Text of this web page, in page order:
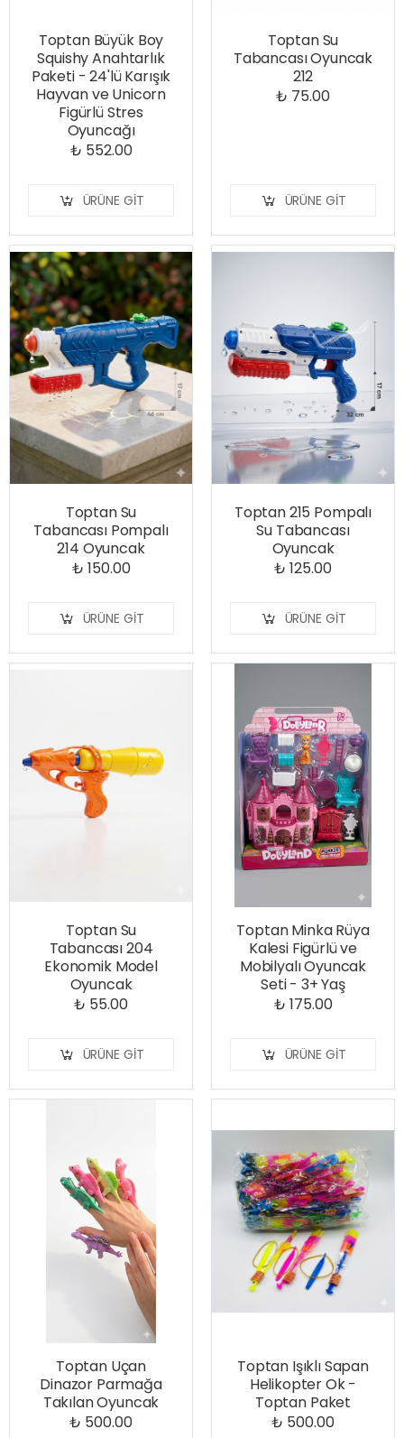
Toptan Büyük Boy
Squishy Anahtarlık
Paketi - 24'lü Karışık
Hayvan ve Unicorn
Figürlü Stres
Oyuncağı
₺ 552.00
ÜRÜNE GIT
Toptan Su
Tabancası Oyuncak
212
₺ 75.00
ÜRÜNE GIT
Toptan Su
Tabancası Pompalı
214 Oyuncak
₺ 150.00
ÜRÜNE GIT
Toptan 215 Pompalı
Su Tabancası
Oyuncak
₺ 125.00
ÜRÜNE GIT
Toptan Su
Tabancası 204
Ekonomik Model
Oyuncak
₺ 55.00
ÜRÜNE GIT
Toptan Minka Rüya
Kalesi Figürlü ve
Mobilyalı Oyuncak
Seti - 3+ Yaş
₺ 175.00
ÜRÜNE GIT
Toptan Uçan
Dinazor Parmağa
Takılan Oyuncak
₺ 500.00
Toptan Işıklı Sapan
Helikopter Ok -
Toptan Paket
₺ 500.00